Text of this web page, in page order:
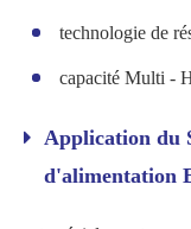
technologie de
capacité Multi -
Application du
d'alimentation